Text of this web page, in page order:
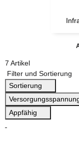
7 Artikel
Filter und Sortierung
Sortierung
Appfähig